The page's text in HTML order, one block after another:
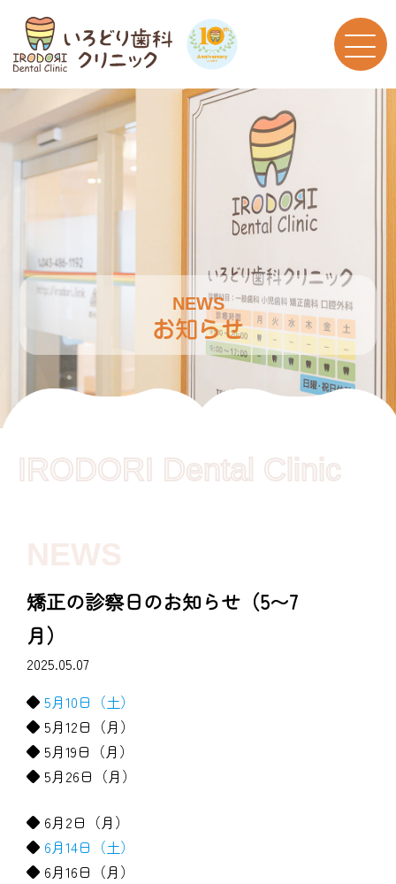
NEWS
お知らせ
IRODORI Dental Clinic
NEWS
矯正の診察日のお知らせ（5〜7
月）
2025.05.07
◆ 5月10日（土）
◆ 5月12日（月）
◆ 5月19日（月）
◆ 5月26日（月）
◆ 6月2日（月）
◆ 6月14日（土）
◆ 6月16日（月）